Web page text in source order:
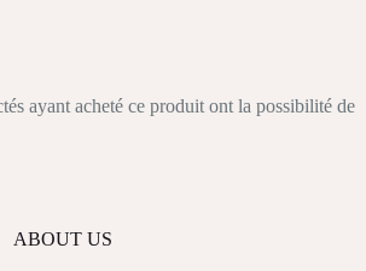
ayant acheté ce produit ont la possibilité de
ABOUT US